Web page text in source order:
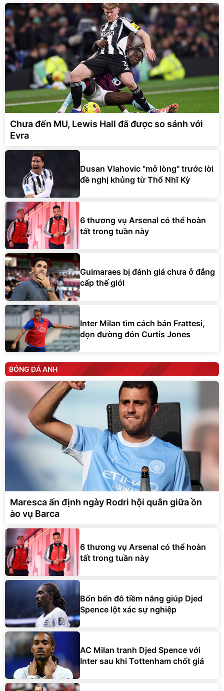
Chưa đến MU, Lewis Hall đã được so sánh với
Evra
Dusan Vlahovic "mở lòng" trước lời
đề nghị khủng từ Thổ Nhĩ Kỳ
6 thương vụ Arsenal có thể hoàn
tất trong tuần này
Guimaraes bị đánh giá chưa ở đẳng
cấp thế giới
Inter Milan tìm cách bán Frattesi,
dọn đường đón Curtis Jones
BÓNG ĐÁ ANH
Maresca ấn định ngày Rodri hội quân giữa ồn
ào vụ Barca
6 thương vụ Arsenal có thể hoàn
tất trong tuần này
Bốn bến đỗ tiềm năng giúp Djed
Spence lột xác sự nghiệp
AC Milan tranh Djed Spence với
Inter sau khi Tottenham chốt giá